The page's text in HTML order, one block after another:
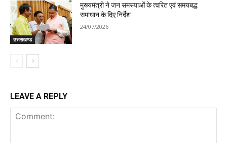
उत्तराखण्ड
मुख्यमंत्री ने जन समस्याओं के त्वरित एवं समयबद्ध
समाधान के दिए निर्देश
24/07/2026
LEAVE A REPLY